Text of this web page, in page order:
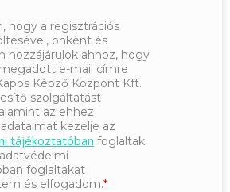
hogy a regisztrációs
önként és
hozzájárulok ahhoz, hogy
e-mail címre
Képző Központ Kft.
szolgáltatást
az ehhez
kezelje az
tájékoztatóban foglaltak
foglaltakat
és elfogadom.